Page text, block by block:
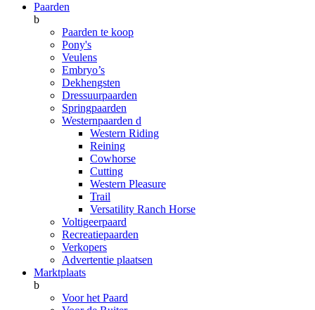
Paarden
b
Paarden te koop
Pony's
Veulens
Embryo’s
Dekhengsten
Dressuurpaarden
Springpaarden
Westernpaarden d
Western Riding
Reining
Cowhorse
Cutting
Western Pleasure
Trail
Versatility Ranch Horse
Voltigeerpaard
Recreatiepaarden
Verkopers
Advertentie plaatsen
Marktplaats
b
Voor het Paard